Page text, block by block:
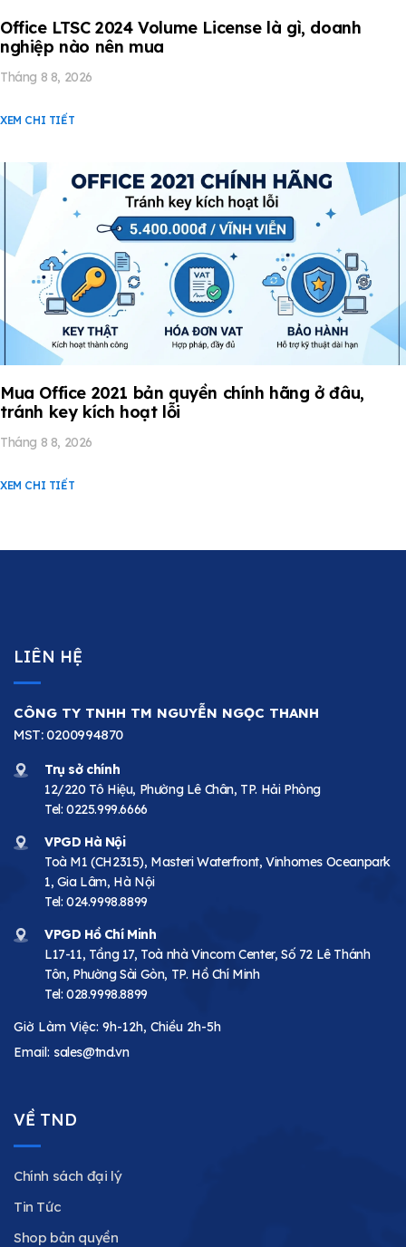
Office LTSC 2024 Volume License là gì, doanh
nghiệp nào nên mua
Tháng 8 8, 2026
XEM CHI TIẾT
Mua Office 2021 bản quyền chính hãng ở đâu,
tránh key kích hoạt lỗi
Tháng 8 8, 2026
XEM CHI TIẾT
LIÊN HỆ
CÔNG TY TNHH TM NGUYỄN NGỌC THANH
MST: 0200994870
Trụ sở chính
12/220 Tô Hiệu, Phường Lê Chân, TP. Hải Phòng
Tel: 0225.999.6666
VPGD Hà Nội
Toà M1 (CH2315), Masteri Waterfront, Vinhomes Oceanpark
1, Gia Lâm, Hà Nội
Tel: 024.9998.8899
VPGD Hồ Chí Minh
L17-11, Tầng 17, Toà nhà Vincom Center, Số 72 Lê Thánh
Tôn, Phường Sài Gòn, TP. Hồ Chí Minh
Tel: 028.9998.8899
Giờ Làm Việc: 9h-12h, Chiều 2h-5h
Email: sales@tnd.vn
VỀ TND
Chính sách đại lý
Tin Tức
Shop bản quyền